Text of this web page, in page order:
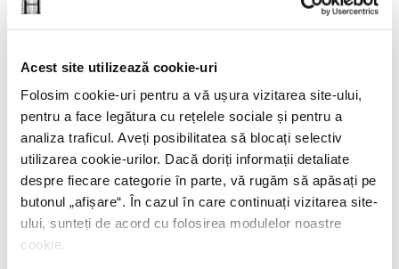
Acest site utilizează cookie-uri
Folosim cookie-uri pentru a vă ușura vizitarea site-ului,
pentru a face legătura cu rețelele sociale și pentru a
analiza traficul. Aveți posibilitatea să blocați selectiv
utilizarea cookie-urilor. Dacă doriți informații detaliate
despre fiecare categorie în parte, vă rugăm să apăsați pe
butonul „afișare“. În cazul în care continuați vizitarea site-
ului, sunteți de acord cu folosirea modulelor noastre
cookie.